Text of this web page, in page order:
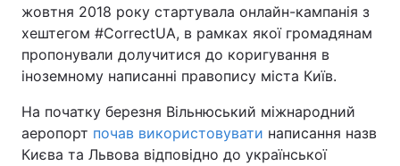
жовтня 2018 року стартувала онлайн-кампанія з
хештегом #CorrectUA, в рамках якої громадянам
пропонували долучитися до коригування в
іноземному написанні правопису міста Київ.
На початку березня Вільнюський міжнародний
аеропорт почав використовувати написання назв
Києва та Львова відповідно до української